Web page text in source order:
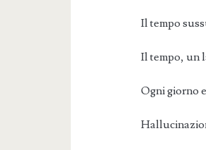
Il tempo
Il tempo, un
Ogni giorno